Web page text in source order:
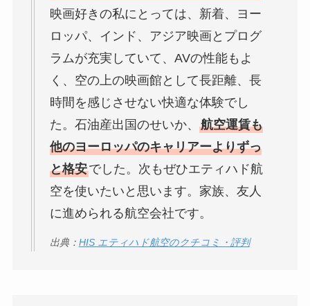
映画好きの私にとっては、新着、ヨー
ロッパ、インド、アジア映画とプログ
ラムが充実していて、AVの性能もよ
く、空の上の映画館として長距離、長
時間を感じさせない快適な体験でし
た。石油産出国のせいか、 航空運賃も
他のヨーロッパのキャリアーよりずっ
と格安でした。次もぜひエティハド航
空を使いたいと思います。家族、友人
に進められる航空会社です。
出典： HIS エティハド航空のクチコミ・評判